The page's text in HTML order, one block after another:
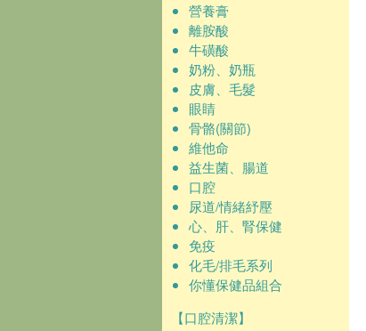
營養膏
離胺酸
牛磺酸
奶粉、奶瓶
皮膚、毛髮
眼睛
骨骼(關節)
維他命
益生菌、腸道
口腔
尿道/情緒紓壓
心、肝、腎保健
免疫
化毛/排毛系列
你懂保健品組合
【口腔清潔】